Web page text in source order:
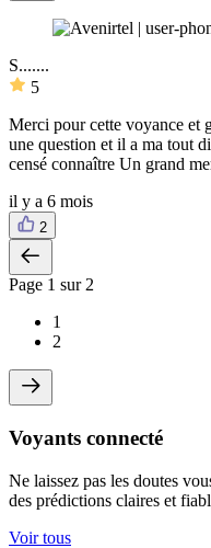
S.......
5
Merci pour cette voyance et
une question et il a ma tout
censé connaître Un grand
il y a 6 mois
2
Page 1 sur 2
1
2
Voyants connecté
Ne laissez pas les doutes
des prédictions claires et
Voir tous